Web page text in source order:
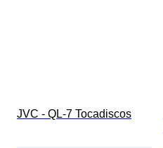
JVC - QL-7 Tocadiscos